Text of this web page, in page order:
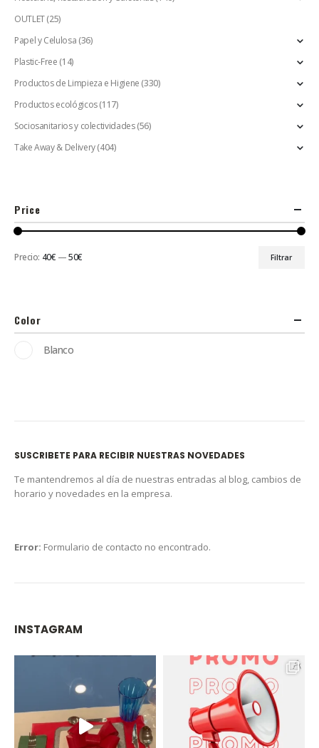
OUTLET(25)
Papel y Celulosa (36)
Plastic-Free (14)
Productos de Limpieza e Higiene (330)
Productos ecológicos(117)
Sociosanitarios y colectividades (56)
Take Away & Delivery(404)
Price
Filtrar
Precio: 40€ —50€
Color
Blanco
SUSCRIBETE PARA RECIBIR NUESTRAS NOVEDADES
Te mantendremos al día de nuestras entradas al blog, cambios de
horario y novedades en la empresa.
Error: Formulario de contacto no encontrado.
INSTAGRAM